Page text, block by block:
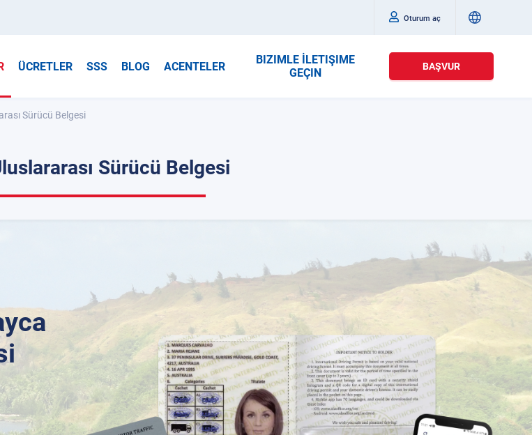
Oturum aç
ÜCRETLER SSS BLOG ACENTELER
BIZIMLE İLETIŞIME
GEÇIN
BAŞVUR
Sürücü Belgesi
Sürücü Belgesi